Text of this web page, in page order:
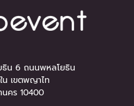
ธิน 6 ถนนพหลโยธิน
น เขตพญาไท
คร 10400